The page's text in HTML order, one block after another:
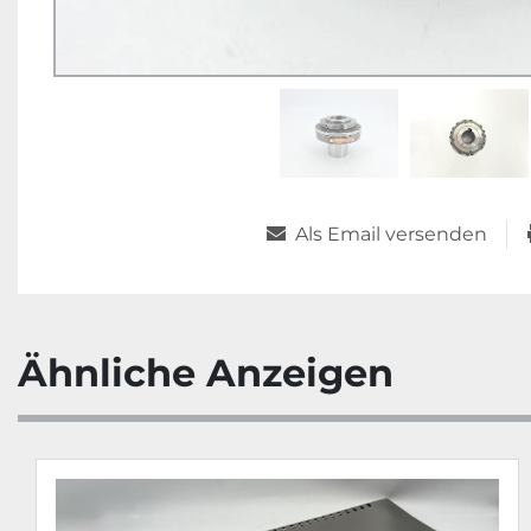
Als Email versenden
Ähnliche Anzeigen